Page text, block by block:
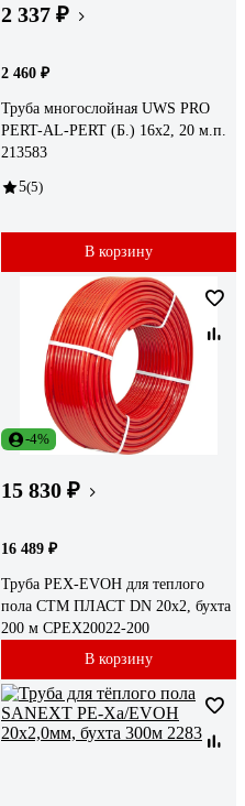
2 337 ₽
2 460 ₽
Труба многослойная UWS PRO
PERT-AL-PERT (Б.) 16x2, 20 м.п.
213583
5(5)
В корзину
-4%
15 830 ₽
16 489 ₽
Труба PEX-EVOH для теплого
пола СТМ ПЛАСТ DN 20x2, бухта
200 м CPEX20022-200
В корзину